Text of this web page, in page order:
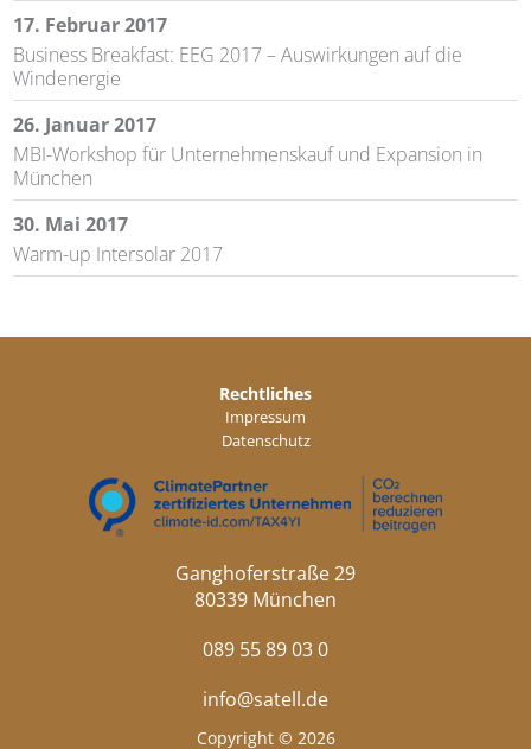
17. Februar 2017
Business Breakfast: EEG 2017 – Auswirkungen auf die
Windenergie
26. Januar 2017
MBI-Workshop für Unternehmenskauf und Expansion in
München
30. Mai 2017
Warm-up Intersolar 2017
Rechtliches
Impressum
Datenschutz
Ganghoferstraße 29
80339 München
089 55 89 03 0
info@satell.de
Copyright © 2026